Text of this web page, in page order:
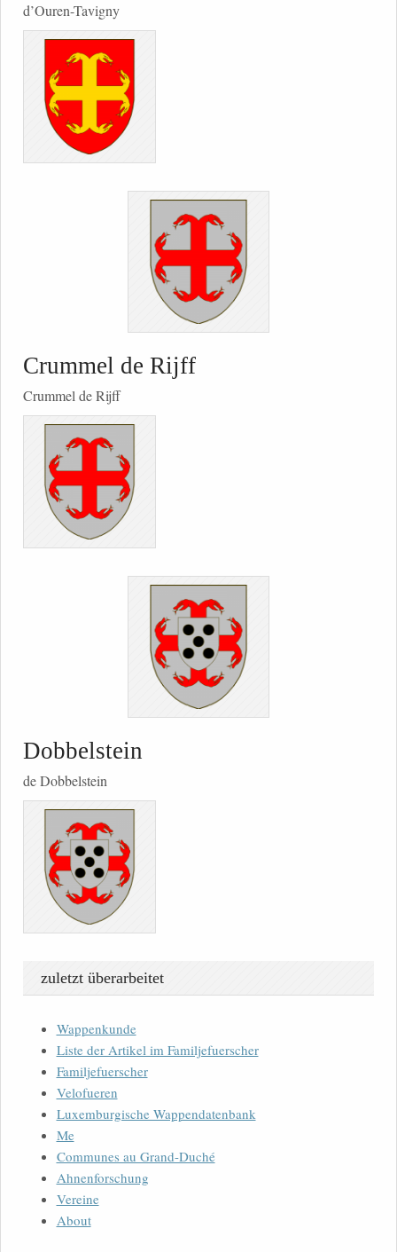
d’Ouren-Tavigny
Crummel de Rijff
Crummel de Rijff
Dobbelstein
de Dobbelstein
zuletzt überarbeitet
Wappenkunde
Liste der Artikel im Familjefuerscher
Familjefuerscher
Velofueren
Luxemburgische Wappendatenbank
Me
Communes au Grand-Duché
Ahnenforschung
Vereine
About